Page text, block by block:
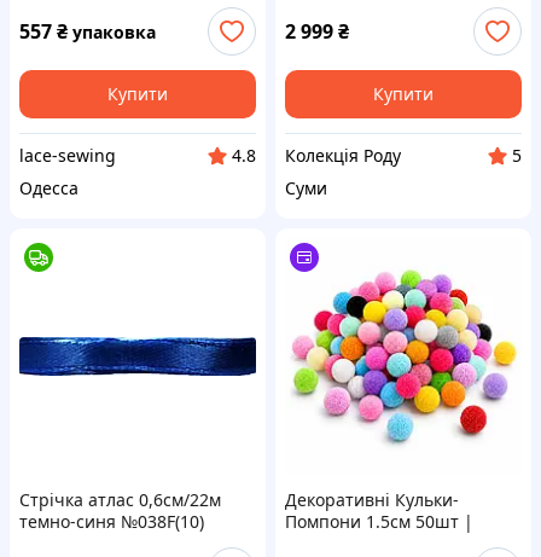
557₴ упаковка
Купити
lace-sewing
4.8
Одесса
Великобританії
2 999₴
Купити
Колекція Роду
5
Суми
Стрічка атлас 0,6см/22м
темно-синя №038F(10)
Декоративні Кульки-
Помпони 1.5см 50шт |